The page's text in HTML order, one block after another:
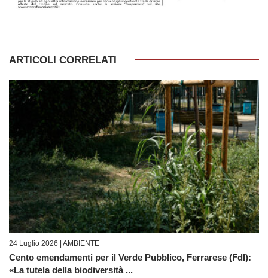
ARTICOLI CORRELATI
24 Luglio 2026 | AMBIENTE
Cento emendamenti per il Verde Pubblico, Ferrarese (FdI):
«La tutela della biodiversità ...